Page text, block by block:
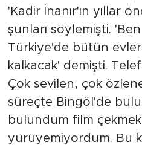
'Kadir İnanır'ın yıllar
şunları söylemişti.
Türkiye'de bütün
kalkacak' demişti.
Çok sevilen, çok
süreçte Bingöl'de
bulundum film çekmek
yürüyemiyordum. Bu